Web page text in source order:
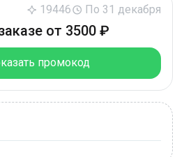
19446 По 31 декабря
от 3500 ₽
промокод